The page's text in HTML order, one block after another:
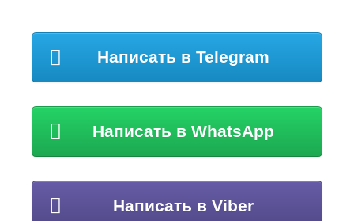
Написать в Telegram
Написать в WhatsApp
Написать в Viber